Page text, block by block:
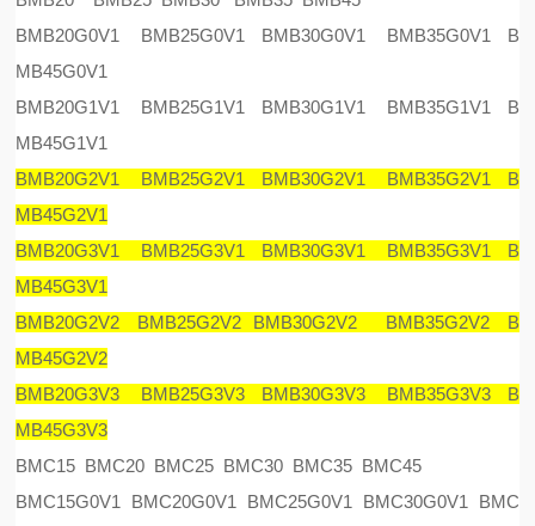
BMB20G0V1 BMB25G0V1 BMB30G0V1 BMB35G0V1 B
MB45G0V1
BMB20G1V1 BMB25G1V1 BMB30G1V1 BMB35G1V1 B
MB45G1V1
BMB20G2V1 BMB25G2V1 BMB30G2V1 BMB35G2V1 B
MB45G2V1
BMB20G3V1 BMB25G3V1 BMB30G3V1 BMB35G3V1 B
MB45G3V1
BMB20G2V2 BMB25G2V2 BMB30G2V2 BMB35G2V2 B
MB45G2V2
BMB20G3V3 BMB25G3V3 BMB30G3V3 BMB35G3V3 B
MB45G3V3
BMC15 BMC20 BMC25 BMC30 BMC35 BMC45
BMC15G0V1 BMC20G0V1 BMC25G0V1 BMC30G0V1 BMC